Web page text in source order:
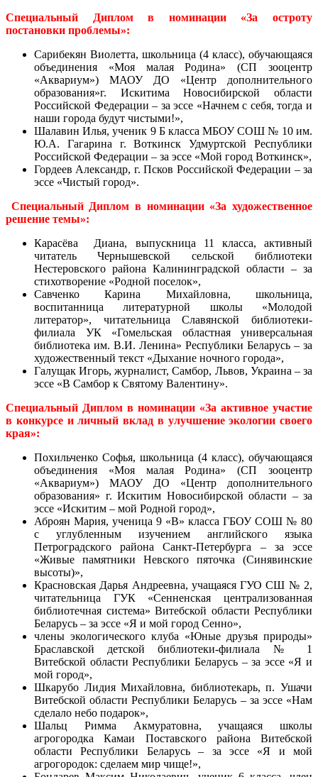
Специальный Диплом в номинации «За остроту
постановки проблемы»:
Сарибекян Виолетта, школьница (4 класс), обучающаяся
объединения «Моя малая Родина» (СП зооцентр
«Аквариум») МАОУ ДО «Центр дополнительного
образования»г. Искитима Новосибирской области
Российской Федерации – за эссе «Начнем с себя, тогда и
наши города будут чистыми!»,
Шалавин Илья, ученик 9 Б класса МБОУ СОШ № 10 им.
Ю.А. Гагарина г. Воткинск Удмуртской Республики
Российской Федерации – за эссе «Мой город Воткинск»,
Гордеев Александр, г. Псков Российской Федерации – за
эссе «Чистый город».
Специальный Диплом в номинации «За художественное
решение темы»:
Карасёва Диана, выпускница 11 класса, активный
читатель Чернышевской сельской библиотеки
Нестеровского района Калининградской области – за
стихотворение «Родной поселок»,
Савченко Карина Михайловна, школьница,
воспитанница литературной школы «Молодой
литератор», читательница Славянской библиотеки-
филиала УК «Гомельская областная универсальная
библиотека им. В.И. Ленина» Республики Беларусь – за
художественный текст «Дыхание ночного города»,
Галущак Игорь, журналист, Самбор, Львов, Украина – за
эссе «В Самбор к Святому Валентину».
Специальный Диплом в номинации «За активное участие
в конкурсе и личный вклад в улучшение экологии своего
края»:
Похильченко Софья, школьница (4 класс), обучающаяся
объединения «Моя малая Родина» (СП зооцентр
«Аквариум») МАОУ ДО «Центр дополнительного
образования» г. Искитим Новосибирской области – за
эссе «Искитим – мой Родной город»,
Аброян Мария, ученица 9 «В» класса ГБОУ СОШ № 80
с углубленным изучением английского языка
Петроградского района Санкт-Петербурга – за эссе
«Живые памятники Невского пяточка (Синявинские
высоты)»,
Красновская Дарья Андреевна, учащаяся ГУО СШ № 2,
читательница ГУК «Сенненская централизованная
библиотечная система» Витебской области Республики
Беларусь – за эссе «Я и мой город Сенно»,
члены экологического клуба «Юные друзья природы»
Браславской детской библиотеки-филиала № 1
Витебской области Республики Беларусь – за эссе «Я и
мой город»,
Шкарубо Лидия Михайловна, библиотекарь, п. Ушачи
Витебской области Республики Беларусь – за эссе «Нам
сделало небо подарок»,
Шальц Римма Акмуратовна, учащаяся школы
агрогородка Камаи Поставского района Витебской
области Республики Беларусь – за эссе «Я и мой
агрогородок: сделаем мир чище!»,